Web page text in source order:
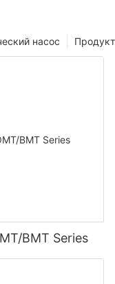
насос
BMT Series